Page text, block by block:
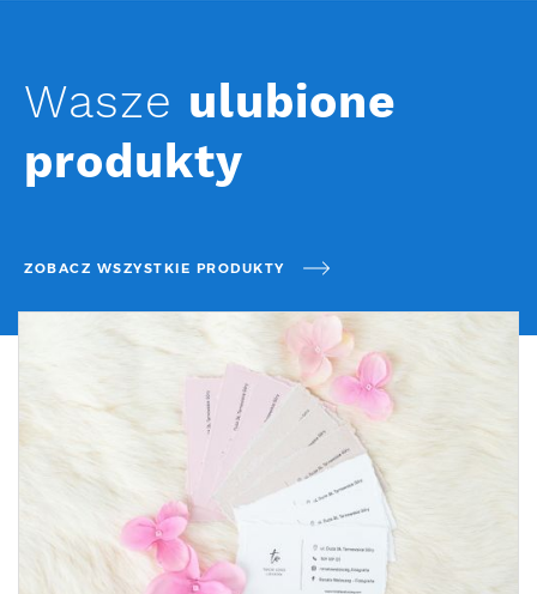
Wasze ulubione
produkty
ZOBACZ WSZYSTKIE PRODUKTY